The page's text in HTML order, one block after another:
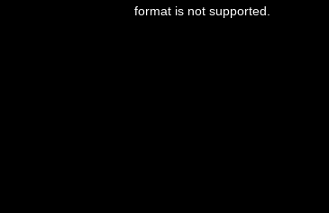
format is not supported.